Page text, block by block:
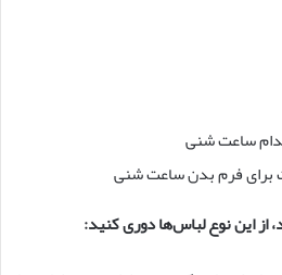
ساعت شنی
برای فرم بدن ساعت شنی
از این نوع لباس‌ها دوری کنید: